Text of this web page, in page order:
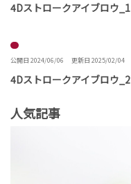
4Dストロークアイブロウ_1
公開日 2024/06/06 更新日 2025/02/04
4Dストロークアイブロウ_2
人気記事